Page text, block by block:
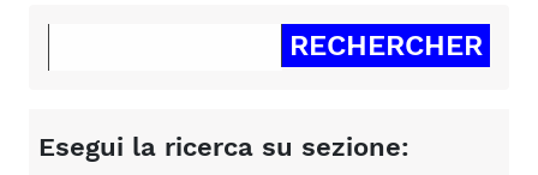
Esegui la ricerca su sezione: